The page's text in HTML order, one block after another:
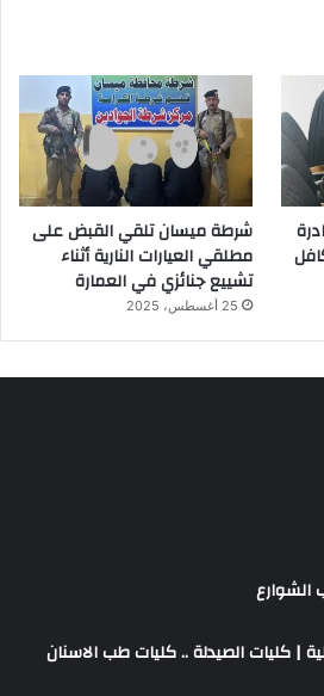
شرطة ميسان تلقي القبض على
مطلقي العيارات النارية أثناء
تشييع جنائزي في العمارة
25 أغسطس، 2025
الشوارع
| كليات الصيدلة .. كليات طب الاسنان